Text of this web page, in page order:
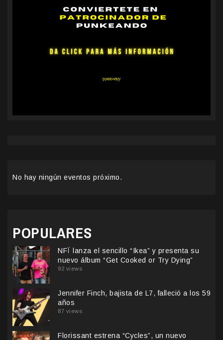
No hay ningún eventos próximo.
POPULARES
NFÏ lanza el sencillo “Ikea” y presenta su
nuevo álbum “Get Cooked or Try Dying”
92 views
Jennifer Finch, bajista de L7, falleció a los 59
años
87 views
Florissant estrena “Cycles”, un nuevo